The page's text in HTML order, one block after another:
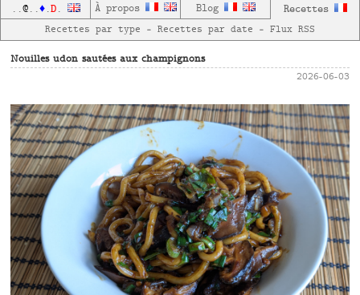
..@..♦.D. À propos Blog Recettes
Recettes par type — Recettes par date — Flux RSS
Nouilles udon sautées aux champignons
2026-06-03